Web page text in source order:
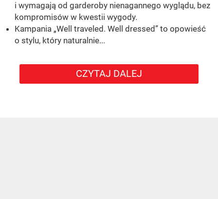
i wymagają od garderoby nienagannego wyglądu, bez
kompromisów w kwestii wygody.
Kampania „Well traveled. Well dressed” to opowieść
o stylu, który naturalnie...
CZYTAJ DALEJ